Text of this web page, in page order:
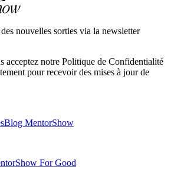
nouvelles sorties via la newsletter
acceptez notre Politique de Confidentialité
pour recevoir des mises à jour de
Blog MentorShow
For Good